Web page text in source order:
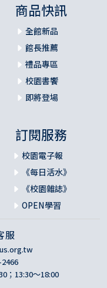
商品快訊
全館新品
館長推薦
禮品專區
校園書饗
即將登場
訂閱服務
校園電子報
《每日活水》
《校園雜誌》
OPEN學習
服
；13:30～18:00